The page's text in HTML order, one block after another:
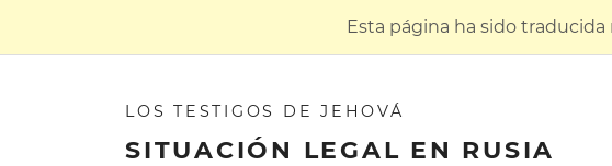
Esta página ha sido
LOS TESTIGOS DE JEHOVÁ
SITUACIÓN LEGAL EN RUSIA